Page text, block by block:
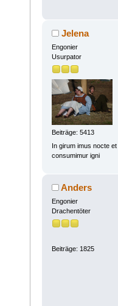
Jelena
Engonier
Usurpator
Beiträge: 5413
In girum imus nocte et
consumimur igni
Anders
Engonier
Drachentöter
Beiträge: 1825